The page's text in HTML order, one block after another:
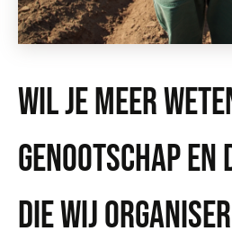
WIL JE MEER
GENOOTSCHAP EN
DIE WIJ